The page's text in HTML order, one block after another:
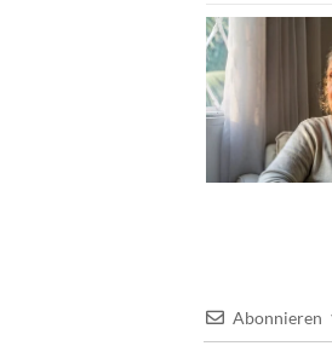
Abonnieren